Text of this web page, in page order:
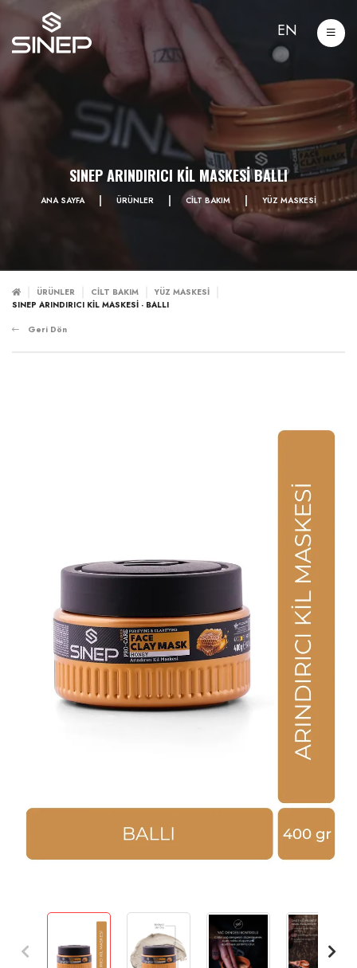
EN
SINEP ARINDIRICI KİL MASKESİ BALLI
ANA SAYFA ÜRÜNLER CİLT BAKIM YÜZ MASKESİ
ÜRÜNLER CİLT BAKIM
YÜZ MASKESİ
SINEP ARINDIRICI KİL MASKESİ - BALLI
Geri Dön